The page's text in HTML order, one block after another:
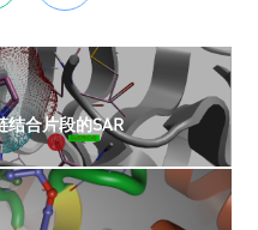
结合片段的SAR